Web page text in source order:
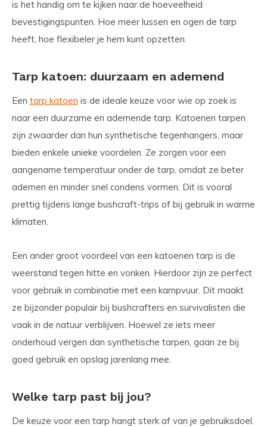
is het handig om te kijken naar de hoeveelheid
bevestigingspunten. Hoe meer lussen en ogen de tarp
heeft, hoe flexibeler je hem kunt opzetten.
Tarp katoen: duurzaam en ademend
Een tarp katoen is de ideale keuze voor wie op zoek is
naar een duurzame en ademende tarp. Katoenen tarpen
zijn zwaarder dan hun synthetische tegenhangers, maar
bieden enkele unieke voordelen. Ze zorgen voor een
aangename temperatuur onder de tarp, omdat ze beter
ademen en minder snel condens vormen. Dit is vooral
prettig tijdens lange bushcraft-trips of bij gebruik in warme
klimaten.
Een ander groot voordeel van een katoenen tarp is de
weerstand tegen hitte en vonken. Hierdoor zijn ze perfect
voor gebruik in combinatie met een kampvuur. Dit maakt
ze bijzonder populair bij bushcrafters en survivalisten die
vaak in de natuur verblijven. Hoewel ze iets meer
onderhoud vergen dan synthetische tarpen, gaan ze bij
goed gebruik en opslag jarenlang mee.
Welke tarp past bij jou?
De keuze voor een tarp hangt sterk af van je gebruiksdoel.